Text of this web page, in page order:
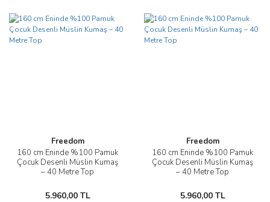
Freedom
160 cm Eninde %100 Pamuk
Çocuk Desenli Müslin Kumaş
– 40 Metre Top
5.960,00 TL
Freedom
160 cm Eninde %100 Pamuk
Çocuk Desenli Müslin Kumaş
– 40 Metre Top
5.960,00 TL